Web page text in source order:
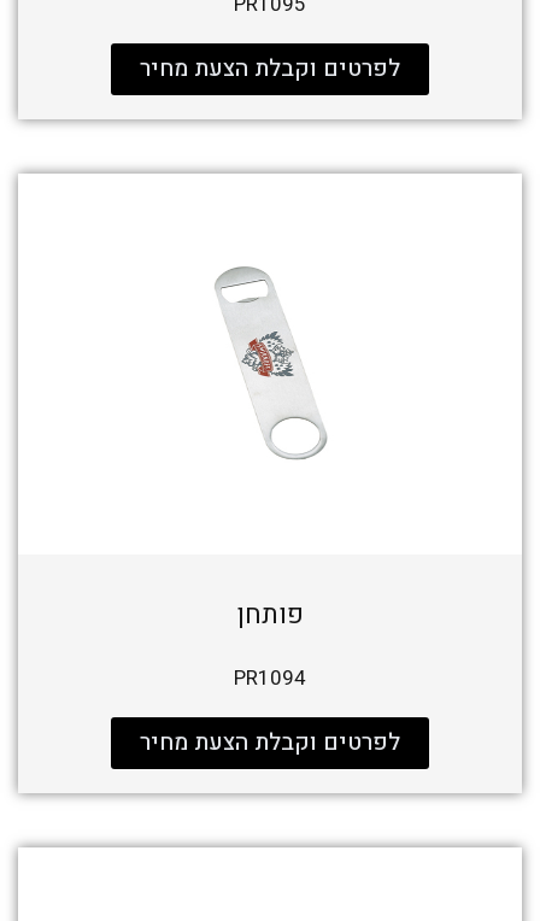
לפרטים וקבלת הצעת מחיר
פותחן
PR1094
לפרטים וקבלת הצעת מחיר